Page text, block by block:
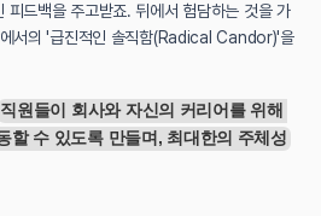
피드백을 주고받죠. 뒤에서 험담하는 것을 가
서의 '급진적인 솔직함(Radical Candor)'을
직원들이 회사와 자신의 커리어를 위해
할 수 있도록 만들며, 최대한의 주체성